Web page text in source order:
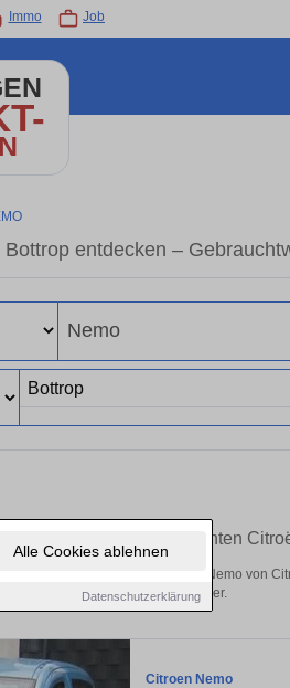
Alle Cookies ablehnen
Datenschutzerklärung
Immo Job
entdecken –
in Bottrop Ihren gebrauchten
Entdecken Sie gebrauchte Nemo von
von privat und vom Händler.
Citroen Nemo